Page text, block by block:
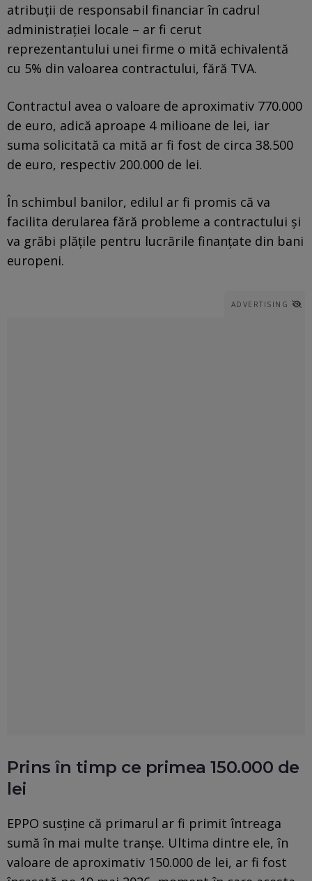
atribuții de responsabil financiar în cadrul
administrației locale – ar fi cerut
reprezentantului unei firme o mită echivalentă
cu 5% din valoarea contractului, fără TVA.
Contractul avea o valoare de aproximativ 770.000
de euro, adică aproape 4 milioane de lei, iar
suma solicitată ca mită ar fi fost de circa 38.500
de euro, respectiv 200.000 de lei.
În schimbul banilor, edilul ar fi promis că va
facilita derularea fără probleme a contractului și
va grăbi plățile pentru lucrările finanțate din bani
europeni.
ADVERTISING
Prins în timp ce primea 150.000 de
lei
EPPO susține că primarul ar fi primit întreaga
sumă în mai multe tranșe. Ultima dintre ele, în
valoare de aproximativ 150.000 de lei, ar fi fost